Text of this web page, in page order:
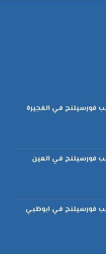
فورسيلنج في الفجيرة
فورسيلنج في العين
فورسيلنج في ابوظبي